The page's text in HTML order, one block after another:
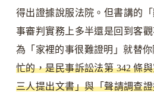
得出證據說服法院。但書講的
事審判實務上多半還是回到客
為「家裡的事很難證明」就替
忙的，是民事訴訟法第 342 條
三人提出文書」與「聲請調查